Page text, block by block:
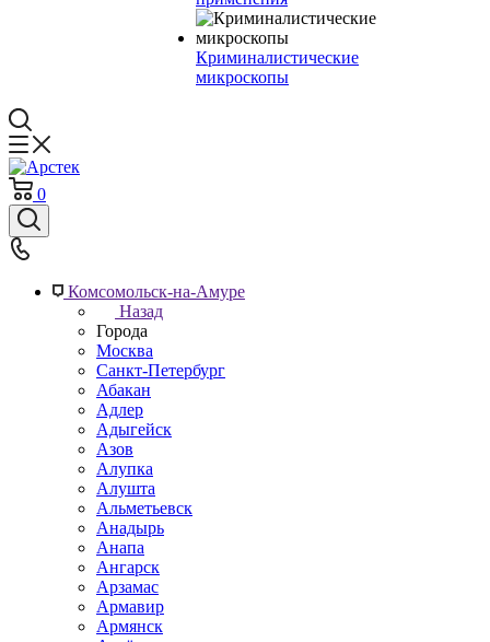
Криминалистические
микроскопы
0
Комсомольск-на-Амуре
Назад
Города
Москва
Санкт-Петербург
Абакан
Адлер
Адыгейск
Азов
Алупка
Алушта
Альметьевск
Анадырь
Анапа
Ангарск
Арзамас
Армавир
Армянск